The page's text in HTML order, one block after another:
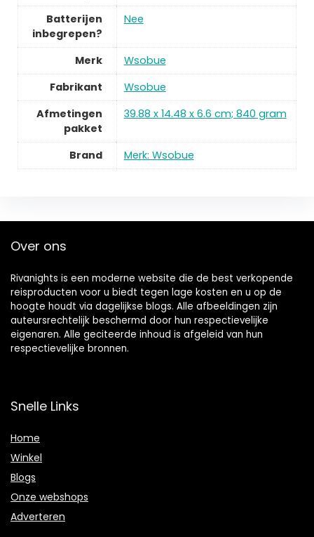
Batterijen
inbegrepen?
Nee
Merk
Wsobue
Fabrikant
Wsobue
Afmetingen
pakket
39.88 x 14.48 x 6.6 cm; 840 gram
Brand Merk: Wsobue
Over ons
Rivanights is een moderne website die de best verkopende
reisproducten voor u biedt tegen lage kosten en u op de
hoogte houdt via dagelijkse blogs. Alle afbeeldingen zijn
auteursrechtelijk beschermd door hun respectievelijke
eigenaren. Alle geciteerde inhoud is afgeleid van hun
respectievelijke bronnen.
Snelle Links
Home
Winkel
Blogs
Onze webshops
Adverteren